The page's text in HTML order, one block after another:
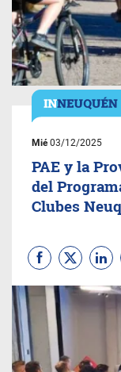
Mié03/12/2025
PAE y la
del
Clubes